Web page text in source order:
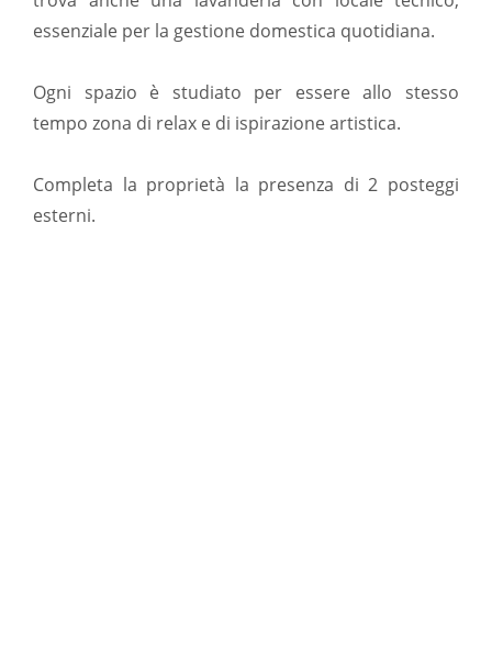
essenziale per la gestione domestica quotidiana.
Ogni spazio è studiato per essere allo stesso
tempo zona di relax e di ispirazione artistica.
Completa la proprietà la presenza di 2 posteggi
esterni.